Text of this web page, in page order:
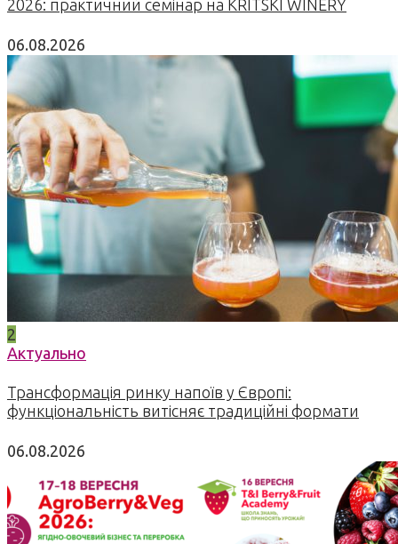
2026: практичний семінар на KRITSKI WINERY
06.08.2026
2
Актуально
Трансформація ринку напоїв у Європі:
функціональність витісняє традиційні формати
06.08.2026